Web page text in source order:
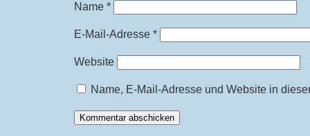
Name *
E-Mail-Adresse *
Website
Name, E-Mail-Adresse und Website in